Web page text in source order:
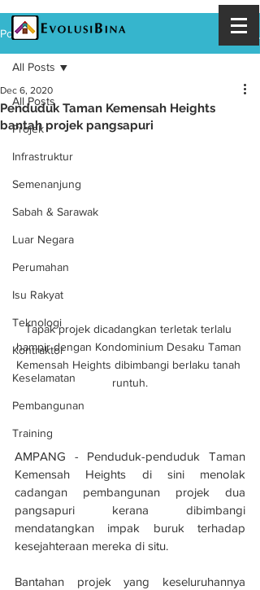
Post
All Posts
Projek
Infrastruktur
Semenanjung
Sabah & Sarawak
Luar Negara
Perumahan
Isu Rakyat
Teknologi
Kontraktor
Keselamatan
Pembangunan
Training
All Posts
Penduduk Taman Kemensah Heights
bantah projek pangsapuri
Dec 6, 2020
Tapak projek dicadangkan terletak terlalu
hampir dengan Kondominium Desaku Taman
Kemensah Heights dibimbangi berlaku tanah
runtuh.
AMPANG - Penduduk-penduduk Taman
Kemensah Heights di sini menolak
cadangan pembangunan projek dua
pangsapuri kerana dibimbangi
mendatangkan impak buruk terhadap
kesejahteraan mereka di situ.
Bantahan projek yang keseluruhannya